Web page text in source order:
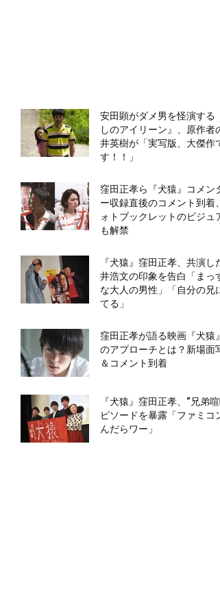
安田顕がダメ男を怪演する
しのアイリーン』、原作者
井英樹が「実写版、大傑作
す！！」
窪田正孝ら『犬猿』コメン
ー収録直後のコメント到着
ォトブックレットのビジュ
も解禁
『犬猿』窪田正孝、共演し
井浩文の印象を告白「まっ
な大人の男性」「自分の兄
てる」
窪田正孝が語る映画『犬猿
のアプローチとは？新場面
＆コメント到着
『犬猿』窪田正孝、“兄弟
ピソードを暴露「ファミコ
んだらワー」